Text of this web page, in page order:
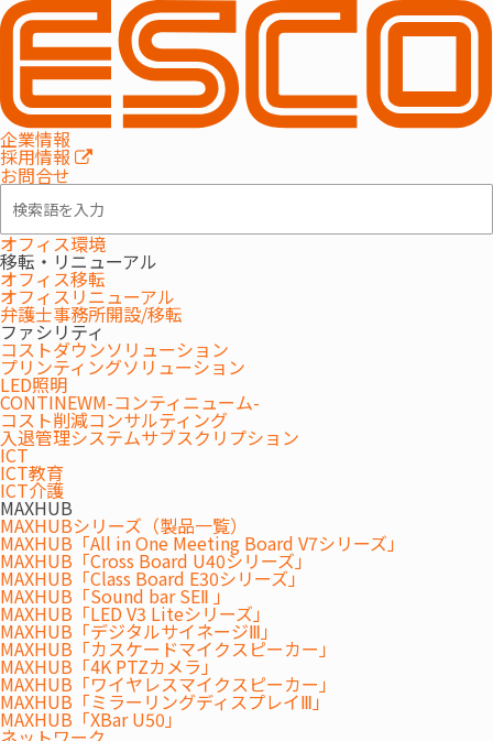
企業情報
採用情報
お問合せ
オフィス環境
移転・リニューアル
オフィス移転
オフィスリニューアル
弁護士事務所開設/移転
ファシリティ
コストダウンソリューション
プリンティングソリューション
LED照明
CONTINEWM-コンティニューム-
コスト削減コンサルティング
入退管理システムサブスクリプション
ICT
ICT教育
ICT介護
MAXHUB
MAXHUBシリーズ（製品一覧）
MAXHUB「All in One Meeting Board V7シリーズ」
MAXHUB「Cross Board U40シリーズ」
MAXHUB「Class Board E30シリーズ」
MAXHUB「Sound bar SEⅡ 」
MAXHUB「LED V3 Liteシリーズ」
MAXHUB「デジタルサイネージⅢ」
MAXHUB「カスケードマイクスピーカー」
MAXHUB「4K PTZカメラ」
MAXHUB「ワイヤレスマイクスピーカー」
MAXHUB「ミラーリングディスプレイⅢ」
MAXHUB「XBar U50」
契約管理システム
契約管理業務をトータルサポートいたします
MENU